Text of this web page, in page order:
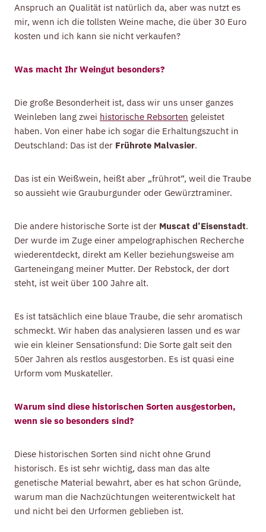
Anspruch an Qualität ist natürlich da, aber was nutzt es
mir, wenn ich die tollsten Weine mache, die über 30 Euro
kosten und ich kann sie nicht verkaufen?
Was macht Ihr Weingut besonders?
Die große Besonderheit ist, dass wir uns unser ganzes
Weinleben lang zwei historische Rebsorten geleistet
haben. Von einer habe ich sogar die Erhaltungszucht in
Deutschland: Das ist der Frührote Malvasier.
Das ist ein Weißwein, heißt aber „frührot“, weil die Traube
so aussieht wie Grauburgunder oder Gewürztraminer.
Die andere historische Sorte ist der Muscat d’Eisenstadt.
Der wurde im Zuge einer ampelographischen Recherche
wiederentdeckt, direkt am Keller beziehungsweise am
Garteneingang meiner Mutter. Der Rebstock, der dort
steht, ist weit über 100 Jahre alt.
Es ist tatsächlich eine blaue Traube, die sehr aromatisch
schmeckt. Wir haben das analysieren lassen und es war
wie ein kleiner Sensationsfund: Die Sorte galt seit den
50er Jahren als restlos ausgestorben. Es ist quasi eine
Urform vom Muskateller.
Warum sind diese historischen Sorten ausgestorben,
wenn sie so besonders sind?
Diese historischen Sorten sind nicht ohne Grund
historisch. Es ist sehr wichtig, dass man das alte
genetische Material bewahrt, aber es hat schon Gründe,
warum man die Nachzüchtungen weiterentwickelt hat
und nicht bei den Urformen geblieben ist.